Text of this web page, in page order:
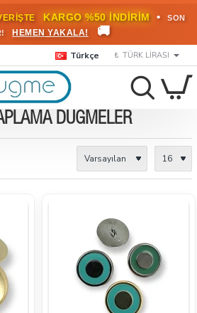
KARGO %50 İNDİRİM •
SON
HEMEN YAKALA! 🚚
Türkçe ₺ TÜRK LIRASI
DÜĞMELER